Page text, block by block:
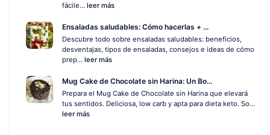
fácile... leer más
Ensaladas saludables: Cómo hacerlas + ...
Descubre todo sobre ensaladas saludables: beneficios,
desventajas, tipos de ensaladas, consejos e ideas de cómo
prep... leer más
Mug Cake de Chocolate sin Harina: Un Bo...
Prepara el Mug Cake de Chocolate sin Harina que elevará
tus sentidos. Deliciosa, low carb y apta para dieta keto. So...
leer más